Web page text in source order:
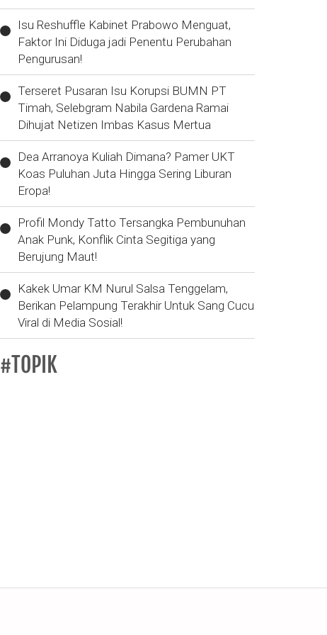
Isu Reshuffle Kabinet Prabowo Menguat,
Faktor Ini Diduga jadi Penentu Perubahan
Pengurusan!
Terseret Pusaran Isu Korupsi BUMN PT
Timah, Selebgram Nabila Gardena Ramai
Dihujat Netizen Imbas Kasus Mertua
Dea Arranoya Kuliah Dimana? Pamer UKT
Koas Puluhan Juta Hingga Sering Liburan
Eropa!
Profil Mondy Tatto Tersangka Pembunuhan
Anak Punk, Konflik Cinta Segitiga yang
Berujung Maut!
Kakek Umar KM Nurul Salsa Tenggelam,
Berikan Pelampung Terakhir Untuk Sang Cucu
Viral di Media Sosial!
#TOPIK